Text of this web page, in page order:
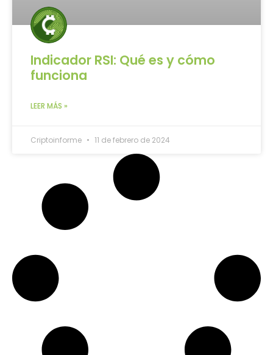
Indicador RSI: Qué es y cómo
funciona
LEER MÁS »
Criptoinforme 11 de febrero de 2024